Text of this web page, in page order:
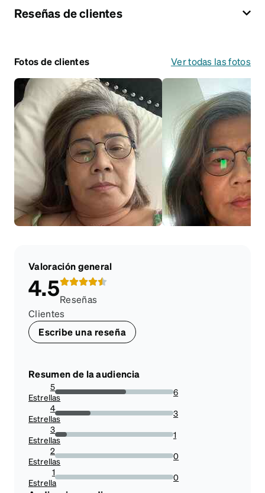
Reseñas de clientes
Fotos de clientes Ver todas las fotos
Valoración general
4.5Reseñas
Clientes
Escribe una reseña
Resumen de la audiencia
5
Estrellas
60%
6
4
Estrellas
30%
3
3
Estrellas
10%
1
2
Estrellas
0%
0
1
Estrella0%
0